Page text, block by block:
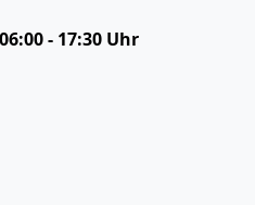
- 17:30 Uhr